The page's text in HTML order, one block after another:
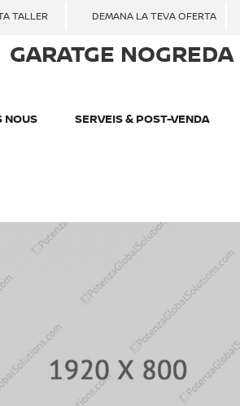
TALLER DEMANA LA TEVA OFERTA
GARATGE NOGREDA
NOUS SERVEIS & POST-VENDA